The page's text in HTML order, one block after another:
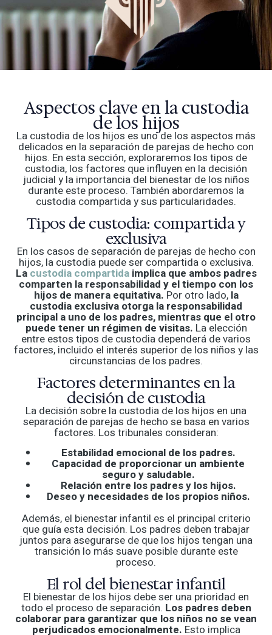
Aspectos clave en la custodia
de los hijos
La custodia de los hijos es uno de los aspectos más
delicados en la separación de parejas de hecho con
hijos. En esta sección, exploraremos los tipos de
custodia, los factores que influyen en la decisión
judicial y la importancia del bienestar de los niños
durante este proceso. También abordaremos la
custodia compartida y sus particularidades.
Tipos de custodia: compartida y
exclusiva
En los casos de separación de parejas de hecho con
hijos, la custodia puede ser compartida o exclusiva.
La custodia compartidaimplica que ambos padres
comparten la responsabilidad y el tiempo con los
hijos de manera equitativa. Por otro lado,la
custodia exclusiva otorga la responsabilidad
principal a uno de los padres, mientras que el otro
puede tener un régimen de visitas. La elección
entre estos tipos de custodia dependerá de varios
factores, incluido el interés superior de los niños y las
circunstancias de los padres.
Factores determinantes en la
decisión de custodia
La decisión sobre la custodia de los hijos en una
separación de parejas de hecho se basa en varios
factores. Los tribunales consideran:
Estabilidad emocional de los padres.
Capacidad de proporcionar un ambiente
seguro y saludable.
Relación entre los padres y los hijos.
Deseo y necesidades de los propios niños.
Además, el bienestar infantil es el principal criterio
que guía esta decisión. Los padres deben trabajar
juntos para asegurarse de que los hijos tengan una
transición lo más suave posible durante este
proceso.
El rol del bienestar infantil
El bienestar de los hijos debe ser una prioridad en
todo el proceso de separación. Los padres deben
colaborar para garantizar que los niños no se vean
perjudicados emocionalmente. Esto implica